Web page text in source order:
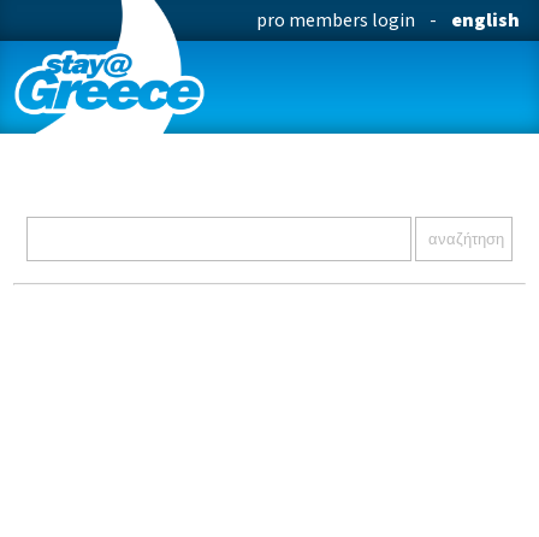
pro members login - english